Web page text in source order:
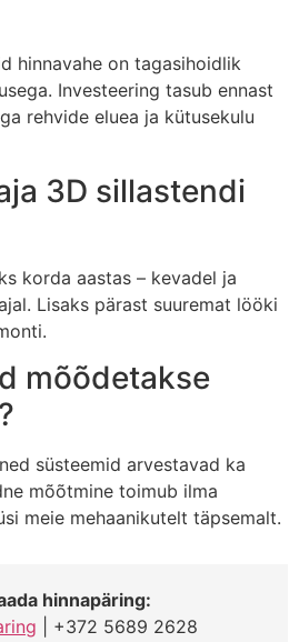
hinnavahe on tagasihoidlik
Investeering tasub ennast
rehvide eluea ja kütusekulu
3D sillastendi
korda aastas – kevadel ja
Lisaks pärast suuremat lööki
mõõdetakse
süsteemid arvestavad ka
mõõtmine toimub ilma
meie mehaanikutelt täpsemalt.
hinnapäring:
| +372 5689 2628